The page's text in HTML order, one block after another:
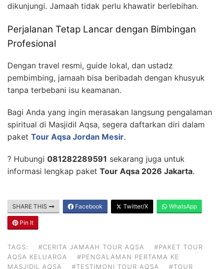
dikunjungi. Jamaah tidak perlu khawatir berlebihan.
Perjalanan Tetap Lancar dengan Bimbingan
Profesional
Dengan travel resmi, guide lokal, dan ustadz
pembimbing, jamaah bisa beribadah dengan khusyuk
tanpa terbebani isu keamanan.
Bagi Anda yang ingin merasakan langsung pengalaman
spiritual di Masjidil Aqsa, segera daftarkan diri dalam
paket Tour Aqsa Jordan Mesir.
? Hubungi 081282289591 sekarang juga untuk
informasi lengkap paket Tour Aqsa 2026 Jakarta.
SHARE THIS Facebook Twitter/X WhatsApp
Pin It
TAGS: #CERITA JAMAAH TOUR AQSA
#PAKET TOUR
AQSA KELUARGA
#PENGALAMAN PERTAMA KE
MASJIDIL AQSA
#TESTIMONI TOUR AQSA #TOUR